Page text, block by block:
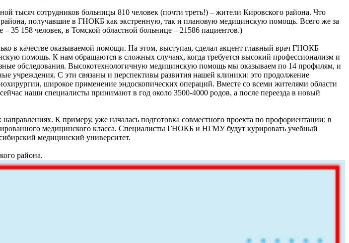
тысяч сотрудников больницы 810 человек (почти треть!) – жители Кировского района. Что
получавшие в ГНОКБ как экстренную, так и плановую медицинскую помощь. Всего же за
35 158 человек, в Томской областной больнице – 21586 пациентов.)
в качестве оказываемой помощи. На этом, выступая, сделал акцент главный врач ГНОКБ
помощь. К нам обращаются в сложных случаях, когда требуется высокий профессионализм и
обследования. Высокотехнологичную медицинскую помощь мы оказываем по 14 профилям, и
учреждения. С эти связаны и перспективы развития нашей клиники: это продолжение
широкое применение эндоскопических операций. Вместе со всеми жителями области
наши специалисты принимают в год около 3500-4000 родов, а после переезда в новый
К примеру, уже началась подготовка совместного проекта по профориентации: в
медицинского класса. Специалисты ГНОКБ и НГМУ будут курировать учебный
медицинский университет.
района.